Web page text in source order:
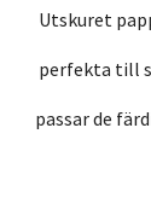
Utskuret
perfekta till
passar de